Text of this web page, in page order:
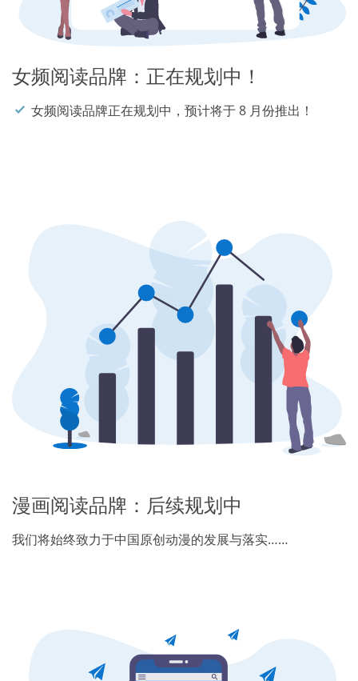
女频阅读品牌：正在规划中！
女频阅读品牌正在规划中，预计将于 8 月份推出！
漫画阅读品牌：后续规划中
我们将始终致力于中国原创动漫的发展与落实……